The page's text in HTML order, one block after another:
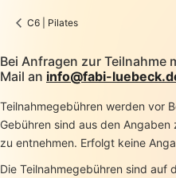
C6 | Pilates
Bei Anfragen zur Teilnahme
Mail an info@fabi-
Teilnahmegebühren werden vor
Gebühren sind aus den
zu entnehmen. Erfolgt keine
Die Teilnahmegebühren sind auf